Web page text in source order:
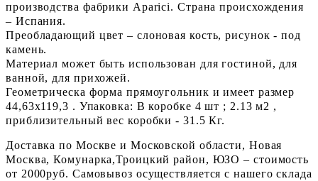
производства фабрики Aparici. Страна происхождения
– Испания.
Преобладающий цвет – слоновая кость, рисунок - под
камень.
Материал может быть использован для гостиной, для
ванной, для прихожей.
Геометрическа форма прямоугольник и имеет размер
44,63x119,3 . Упаковка: В коробке 4 шт ; 2.13 м2 ,
приблизительный вес коробки - 31.5 Кг.
Доставка по Москве и Московской области, Новая
Москва, Комунарка,Троицкий район, ЮЗО – стоимость
от 2000руб. Самовывоз осуществляется с нашего склада